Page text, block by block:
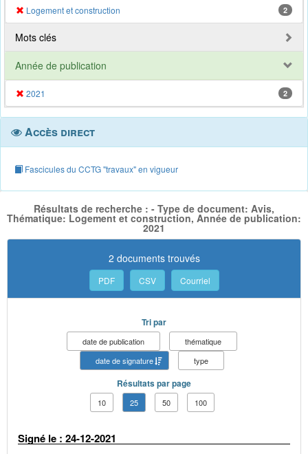
Logement et construction 2
Mots clés
Année de publication
2021 2
Accès direct
Fascicules du CCTG "travaux" en vigueur
Résultats de recherche : - Type de document: Avis,
Thématique: Logement et construction, Année de publication:
2021
2 documents trouvés
PDF CSV Courriel
Tri par
date de publication
thématique
date de signature
type
Résultats par page
10 25 50 100
Signé le : 24-12-2021